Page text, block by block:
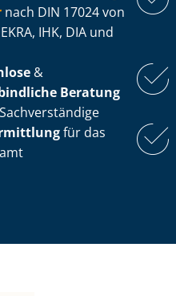
nach DIN 17024 von
IHK, DIA und
&
Beratung
für das